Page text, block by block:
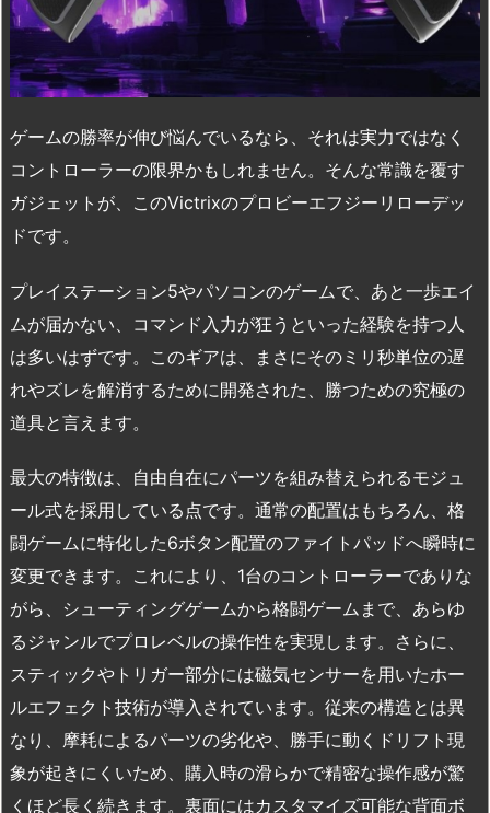
ゲームの勝率が伸び悩んでいるなら、それは実力ではなく
コントローラーの限界かもしれません。そんな常識を覆す
ガジェットが、このVictrixのプロビーエフジーリローデッ
ドです。
プレイステーション5やパソコンのゲームで、あと一歩エイ
ムが届かない、コマンド入力が狂うといった経験を持つ人
は多いはずです。このギアは、まさにそのミリ秒単位の遅
れやズレを解消するために開発された、勝つための究極の
道具と言えます。
最大の特徴は、自由自在にパーツを組み替えられるモジュ
ール式を採用している点です。通常の配置はもちろん、格
闘ゲームに特化した6ボタン配置のファイトパッドへ瞬時に
変更できます。これにより、1台のコントローラーでありな
がら、シューティングゲームから格闘ゲームまで、あらゆ
るジャンルでプロレベルの操作性を実現します。さらに、
スティックやトリガー部分には磁気センサーを用いたホー
ルエフェクト技術が導入されています。従来の構造とは異
なり、摩耗によるパーツの劣化や、勝手に動くドリフト現
象が起きにくいため、購入時の滑らかで精密な操作感が驚
くほど長く続きます。裏面にはカスタマイズ可能な背面ボ